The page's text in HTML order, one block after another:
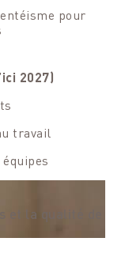
pour
2027)
travail
la qualité de